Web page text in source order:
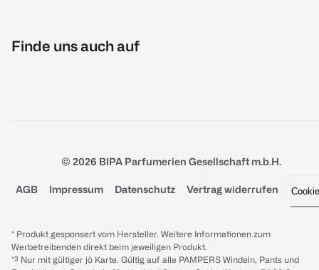
Finde uns auch auf
© 2026 BIPA Parfumerien Gesellschaft m.b.H.
AGB Impressum Datenschutz Vertrag widerrufen
* Produkt gesponsert vom Hersteller. Weitere Informationen zum
Werbetreibenden direkt beim jeweiligen Produkt.
*³ Nur mit gültiger jö Karte. Gültig auf alle PAMPERS Windeln, Pants und